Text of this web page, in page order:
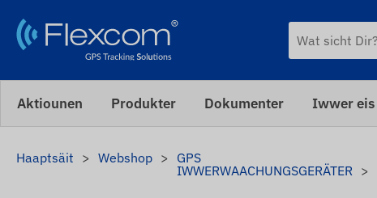
Aktiounen Produkter Dokumenter Iwwer eis
Haaptsäit Webshop
GPS
IWWERWAACHUNGSGERÄTER